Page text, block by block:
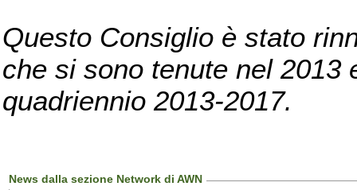
Questo Consiglio è stato
che si sono tenute nel 2013
quadriennio 2013-2017.
News dalla sezione Network di AWN